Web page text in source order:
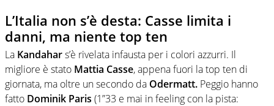
L’Italia non s’è desta: Casse limita i
danni, ma niente top ten
La Kandahars’è rivelata infausta per i colori azzurri. Il
migliore è stato Mattia Casse, appena fuori la top ten di
giornata, ma oltre un secondo da Odermatt. Peggio hanno
fatto Dominik Paris (1”33 e mai in feeling con la pista: